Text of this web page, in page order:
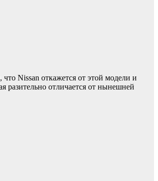
Nissan откажется от этой модели и
разительно отличается от нынешней